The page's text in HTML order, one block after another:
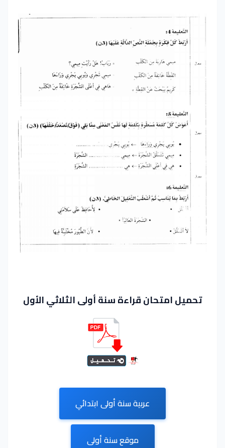
تحميل امتحان قراءة سنة أولى الثلاثي الأول
عربية سنة أولى ابتدائي
موقع سنة أولى